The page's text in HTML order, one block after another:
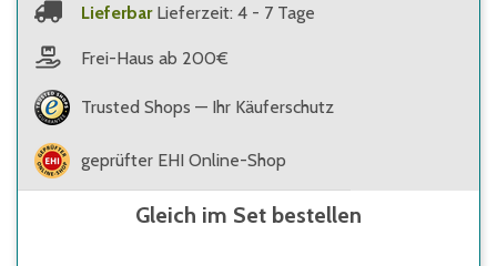
Lieferbar Lieferzeit: 4 - 7 Tage
Frei-Haus ab 200€
Trusted Shops — Ihr Käuferschutz
geprüfter EHI Online-Shop
Gleich im Set bestellen